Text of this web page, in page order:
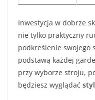
Inwestycja w dobrze
nie tylko praktyczny
podkreślenie swojego
podstawą każdej
przy wyborze stroju,
będziesz wyglądać